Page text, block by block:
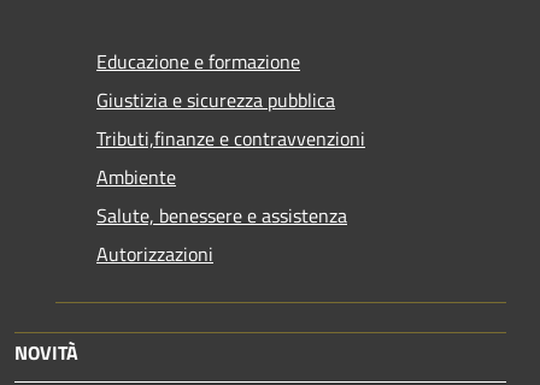
Educazione e formazione
Giustizia e sicurezza pubblica
Tributi,finanze e contravvenzioni
Ambiente
Salute, benessere e assistenza
Autorizzazioni
NOVITÀ